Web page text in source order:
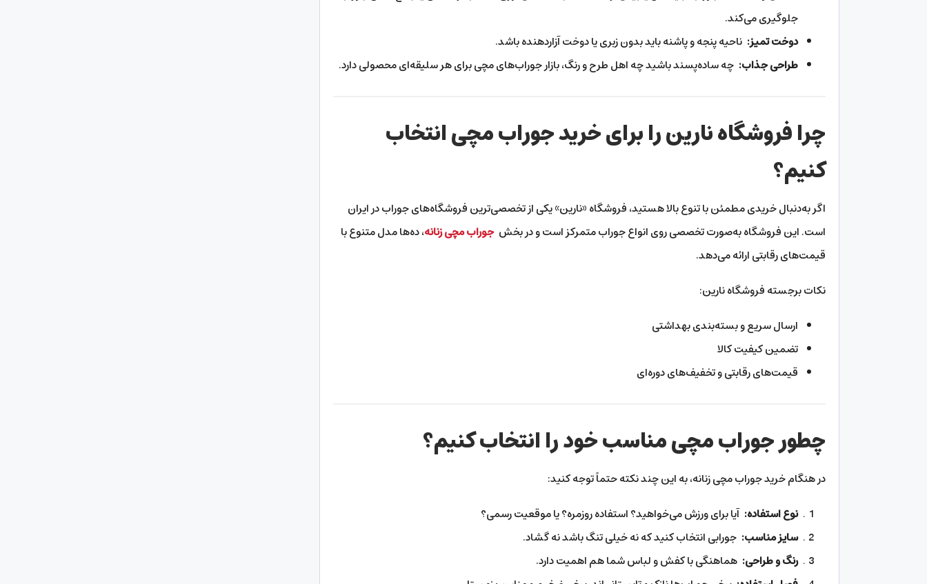
جلوگیری می‌کند.
دوخت تمیز: ناحیه پنجه و پاشنه باید بدون زبری یا دوخت آزاردهنده باشد.
طراحی جذاب: چه ساده‌پسند باشید چه اهل طرح و رنگ، بازار جوراب‌های مچی برای هر سلیقه‌ای محصولی دارد.
چرا فروشگاه نارین را برای خرید جوراب مچی انتخاب
کنیم؟
اگر به‌دنبال خریدی مطمئن با تنوع بالا هستید، فروشگاه «نارین» یکی از تخصصی‌ترین فروشگاه‌های جوراب در ایران
است. این فروشگاه به‌صورت تخصصی روی انواع جوراب متمرکز است و در بخشجوراب مچی زنانه، ده‌ها مدل متنوع با
قیمت‌های رقابتی ارائه می‌دهد.
نکات برجسته فروشگاه نارین:
ارسال سریع و بسته‌بندی بهداشتی
تضمین کیفیت کالا
قیمت‌های رقابتی و تخفیف‌های دوره‌ای
چطور جوراب مچی مناسب خود را انتخاب کنیم؟
در هنگام خرید جوراب مچی زنانه، به این چند نکته حتماً توجه کنید:
نوع استفاده: آیا برای ورزش می‌خواهید؟ استفاده روزمره؟ یا موقعیت رسمی؟
سایز مناسب: جورابی انتخاب کنید که نه خیلی تنگ باشد نه گشاد.
رنگ و طراحی: هماهنگی با کفش و لباس‌ شما هم اهمیت دارد.